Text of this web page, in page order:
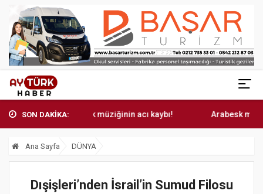
SON DAKİKA:
Arabesk müziğinin acı kaybı! Arabesk müziğinin
Ana Sayfa DÜNYA
Dışişleri’nden İsrail’in Sumud Filosu